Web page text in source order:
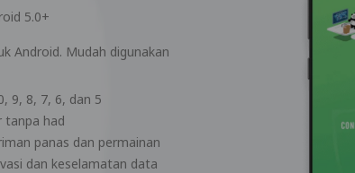
5.0+
Android. Mudah digunakan
9, 8, 7, 6, dan 5
tanpa had
panas dan permainan
dan keselamatan data